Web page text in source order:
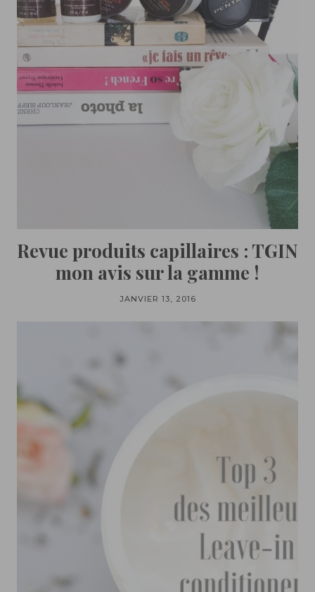
Revue produits capillaires : TGIN
mon avis sur la gamme !
JANVIER 13, 2016